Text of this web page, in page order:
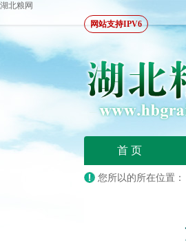
湖北粮网
网站支持IPV6
首 页
您所以的所在位置